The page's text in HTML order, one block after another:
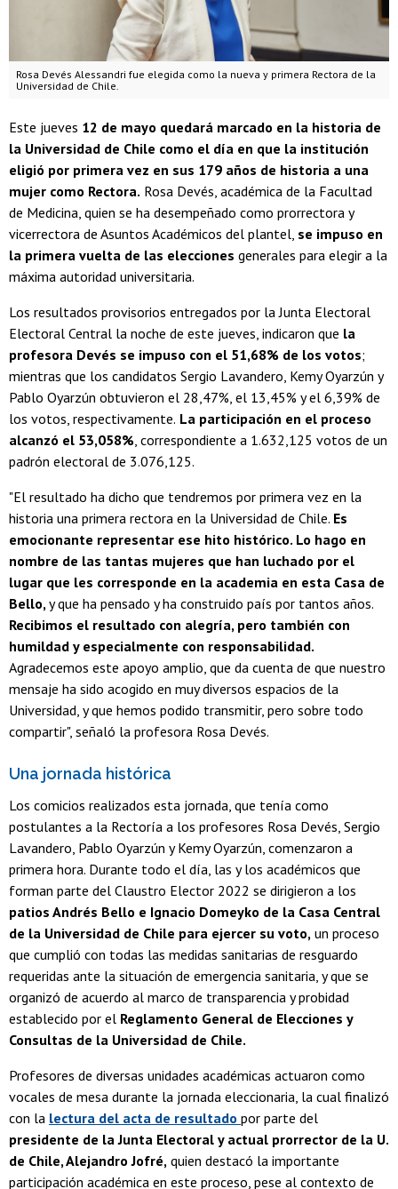
Rosa Devés Alessandri fue elegida como la nueva y primera Rectora de la
Universidad de Chile.
Este jueves 12 de mayo quedará marcado en la historia de
la Universidad de Chile como el día en que la institución
eligió por primera vez en sus 179 años de historia a una
mujer como Rectora. Rosa Devés, académica de la Facultad
de Medicina, quien se ha desempeñado como prorrectora y
vicerrectora de Asuntos Académicos del plantel, se impuso en
la primera vuelta de las elecciones generales para elegir a la
máxima autoridad universitaria.
Los resultados provisorios entregados por la Junta Electoral
Electoral Central la noche de este jueves, indicaron que la
profesora Devés se impuso con el 51,68% de los votos;
mientras que los candidatos Sergio Lavandero, Kemy Oyarzún y
Pablo Oyarzún obtuvieron el 28,47%, el 13,45% y el 6,39% de
los votos, respectivamente. La participación en el proceso
alcanzó el 53,058%, correspondiente a 1.632,125 votos de un
padrón electoral de 3.076,125.
"El resultado ha dicho que tendremos por primera vez en la
historia una primera rectora en la Universidad de Chile. Es
emocionante representar ese hito histórico. Lo hago en
nombre de las tantas mujeres que han luchado por el
lugar que les corresponde en la academia en esta Casa de
Bello,y que ha pensado y ha construido país por tantos años.
Recibimos el resultado con alegría, pero también con
humildad y especialmente con responsabilidad.
Agradecemos este apoyo amplio, que da cuenta de que nuestro
mensaje ha sido acogido en muy diversos espacios de la
Universidad, y que hemos podido transmitir, pero sobre todo
compartir", señaló la profesora Rosa Devés.
Una jornada histórica
Los comicios realizados esta jornada, que tenía como
postulantes a la Rectoría a los profesores Rosa Devés, Sergio
Lavandero, Pablo Oyarzún y Kemy Oyarzún, comenzaron a
primera hora. Durante todo el día, las y los académicos que
forman parte del Claustro Elector 2022 se dirigieron a los
patios Andrés Bello e Ignacio Domeyko de la Casa Central
de la Universidad de Chile para ejercer su voto, un proceso
que cumplió con todas las medidas sanitarias de resguardo
requeridas ante la situación de emergencia sanitaria, y que se
organizó de acuerdo al marco de transparencia y probidad
establecido por el Reglamento General de Elecciones y
Consultas de la Universidad de Chile.
Profesores de diversas unidades académicas actuaron como
vocales de mesa durante la jornada eleccionaria, la cual finalizó
con la lectura del acta de resultado por parte del
presidente de la Junta Electoral y actual prorrector de la U.
de Chile, Alejandro Jofré, quien destacó la importante
participación académica en este proceso, pese al contexto de